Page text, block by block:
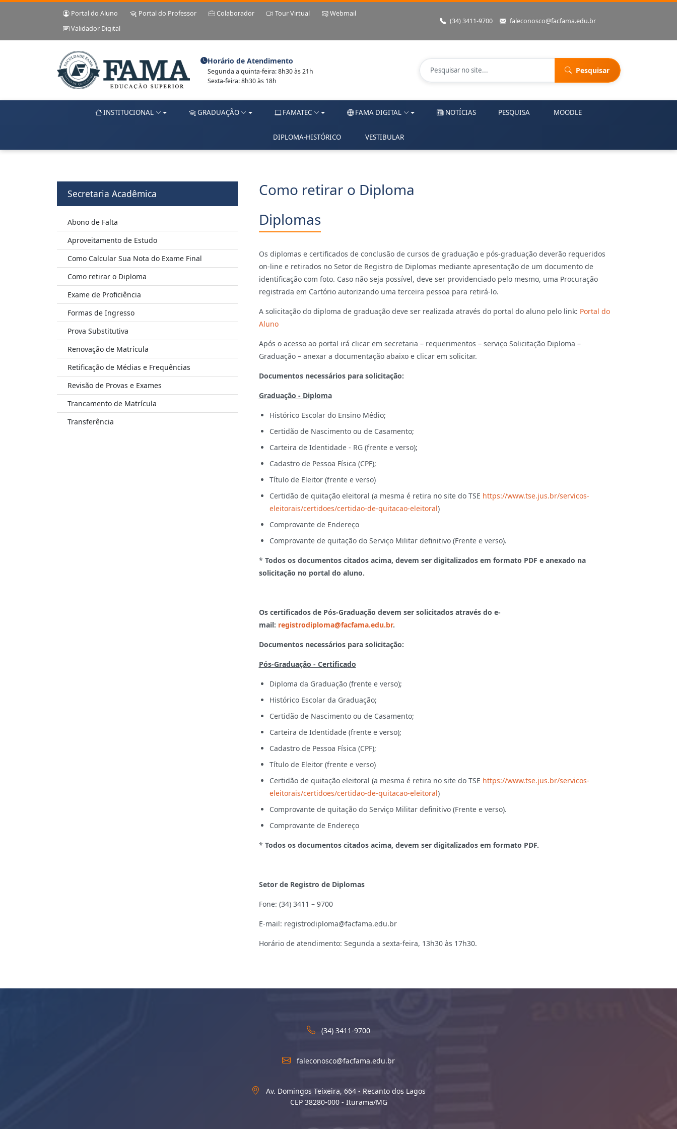
Portal do Aluno Portal do Professor Colaborador Tour Virtual
Webmail
Validador Digital
(34) 3411-9700 faleconosco@facfama.edu.br
Horário de Atendimento
Segunda a quinta-feira: 8h30 às 21h
Sexta-feira: 8h30 às 18h
Pesquisar
INSTITUCIONAL GRADUAÇÃO FAMATEC FAMA DIGITAL NOTÍCIAS PESQUISA MOODLE
DIPLOMA-HISTÓRICO VESTIBULAR
Secretaria Acadêmica
Abono de Falta
Aproveitamento de Estudo
Como Calcular Sua Nota do Exame Final
Como retirar o Diploma
Exame de Proficiência
Formas de Ingresso
Prova Substitutiva
Renovação de Matrícula
Retificação de Médias e Frequências
Revisão de Provas e Exames
Trancamento de Matrícula
Transferência
Como retirar o Diploma
Diplomas
Os diplomas e certificados de conclusão de cursos de graduação e pós-graduação deverão requeridos
on-line e retirados no Setor de Registro de Diplomas mediante apresentação de um documento de
identificação com foto. Caso não seja possível, deve ser providenciado pelo mesmo, uma Procuração
registrada em Cartório autorizando uma terceira pessoa para retirá-lo.
A solicitação do diploma de graduação deve ser realizada através do portal do aluno pelo link: Portal do
Aluno
Após o acesso ao portal irá clicar em secretaria – requerimentos – serviço Solicitação Diploma –
Graduação – anexar a documentação abaixo e clicar em solicitar.
Documentos necessários para solicitação:
Graduação - Diploma
Histórico Escolar do Ensino Médio;
Certidão de Nascimento ou de Casamento;
Carteira de Identidade - RG (frente e verso);
Cadastro de Pessoa Física (CPF);
Título de Eleitor (frente e verso)
Certidão de quitação eleitoral (a mesma é retira no site do TSE https://www.tse.jus.br/servicos-
eleitorais/certidoes/certidao-de-quitacao-eleitoral)
Comprovante de Endereço
Comprovante de quitação do Serviço Militar definitivo (Frente e verso).
* Todos os documentos citados acima, devem ser digitalizados em formato PDF e anexado na
solicitação no portal do aluno.
Os certificados de Pós-Graduação devem ser solicitados através do e-
mail: registrodiploma@facfama.edu.br.
Documentos necessários para solicitação:
Pós-Graduação - Certificado
Diploma da Graduação (frente e verso);
Histórico Escolar da Graduação;
Certidão de Nascimento ou de Casamento;
Carteira de Identidade (frente e verso);
Cadastro de Pessoa Física (CPF);
Título de Eleitor (frente e verso)
Certidão de quitação eleitoral (a mesma é retira no site do TSE https://www.tse.jus.br/servicos-
eleitorais/certidoes/certidao-de-quitacao-eleitoral)
Comprovante de quitação do Serviço Militar definitivo (Frente e verso).
Comprovante de Endereço
* Todos os documentos citados acima, devem ser digitalizados em formato PDF.
Setor de Registro de Diplomas
Fone: (34) 3411 – 9700
E-mail: registrodiploma@facfama.edu.br
Horário de atendimento: Segunda a sexta-feira, 13h30 às 17h30.
(34) 3411-9700
faleconosco@facfama.edu.br
Av. Domingos Teixeira, 664 - Recanto dos Lagos
CEP 38280-000 - Iturama/MG